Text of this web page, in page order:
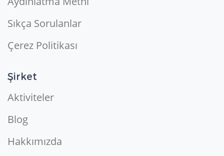
Sıkça Sorulanlar
Çerez Politikası
Şirket
Aktiviteler
Blog
Hakkımızda